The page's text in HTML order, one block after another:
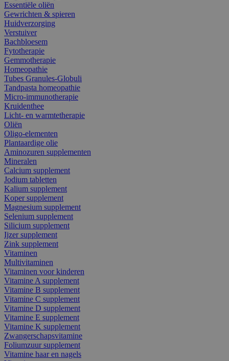
Essentiële oliën
Gewrichten & spieren
Huidverzorging
Verstuiver
Bachbloesem
Fytotherapie
Gemmotherapie
Homeopathie
Tubes Granules-Globuli
Tandpasta homeopathie
Micro-immunotherapie
Kruidenthee
Licht- en warmtetherapie
Oliën
Oligo-elementen
Plantaardige olie
Aminozuren supplementen
Mineralen
Calcium supplement
Jodium tabletten
Kalium supplement
Koper supplement
Magnesium supplement
Selenium supplement
Silicium supplement
Ijzer supplement
Zink supplement
Vitaminen
Multivitaminen
Vitaminen voor kinderen
Vitamine A supplement
Vitamine B supplement
Vitamine C supplement
Vitamine D supplement
Vitamine E supplement
Vitamine K supplement
Zwangerschapsvitamine
Foliumzuur supplement
Vitamine haar en nagels